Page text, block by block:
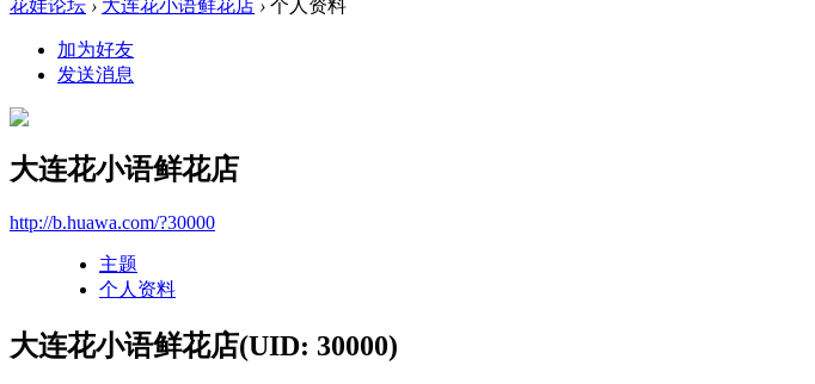
花娃论坛 › 大连花小语鲜花店 › 个人资料
加为好友
发送消息
大连花小语鲜花店
http://b.huawa.com/?30000
主题
个人资料
大连花小语鲜花店(UID: 30000)